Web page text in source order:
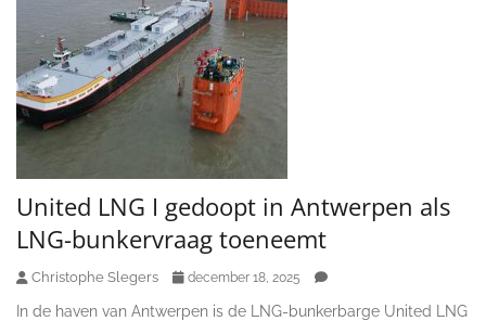
United LNG I gedoopt in Antwerpen als
LNG-bunkervraag toeneemt
Christophe Slegers december 18, 2025
In de haven van Antwerpen is de LNG-bunkerbarge United LNG